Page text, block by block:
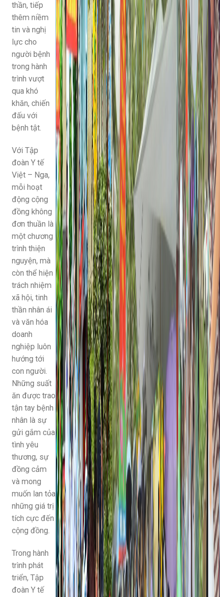
thần, tiếp
thêm niềm
tin và nghị
lực cho
người bệnh
trong hành
trình vượt
qua khó
khăn, chiến
đấu với
bệnh tật.
Với Tập
đoàn Y tế
Việt – Nga,
mỗi hoạt
động cộng
đồng không
đơn thuần là
một chương
trình thiện
nguyện, mà
còn thể hiện
trách nhiệm
xã hội, tinh
thần nhân ái
và văn hóa
doanh
nghiệp luôn
hướng tới
con người.
Những suất
ăn được trao
tận tay bệnh
nhân là sự
gửi gắm của
tình yêu
thương, sự
đồng cảm
và mong
muốn lan tỏa
những giá trị
tích cực đến
cộng đồng.
Trong hành
trình phát
triển, Tập
đoàn Y tế